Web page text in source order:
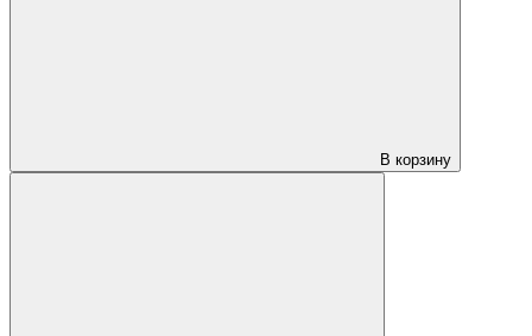
В корзину